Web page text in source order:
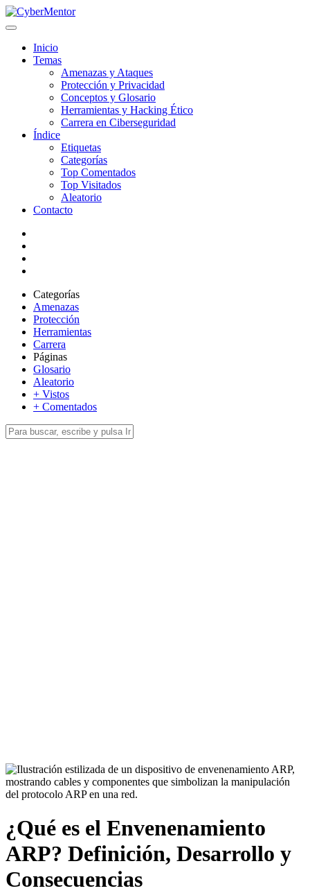
Inicio
Temas
Amenazas y Ataques
Protección y Privacidad
Conceptos y Glosario
Herramientas y Hacking Ético
Carrera en Ciberseguridad
Índice
Etiquetas
Categorías
Top Comentados
Top Visitados
Aleatorio
Contacto
Categorías
Amenazas
Protección
Herramientas
Carrera
Páginas
Glosario
Aleatorio
+ Vistos
+ Comentados
¿Qué es el Envenenamiento
ARP? Definición, Desarrollo y
Consecuencias